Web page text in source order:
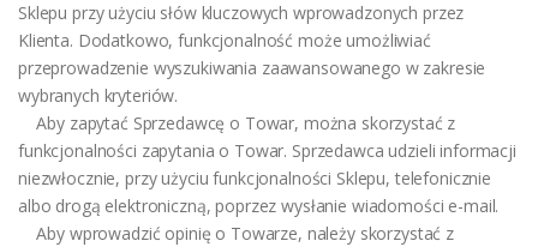
Sklepu przy użyciu słów kluczowych wprowadzonych przez
Klienta. Dodatkowo, funkcjonalność może umożliwiać
przeprowadzenie wyszukiwania zaawansowanego w zakresie
wybranych kryteriów.
Aby zapytać Sprzedawcę o Towar, można skorzystać z
funkcjonalności zapytania o Towar. Sprzedawca udzieli informacji
niezwłocznie, przy użyciu funkcjonalności Sklepu, telefonicznie
albo drogą elektroniczną, poprzez wysłanie wiadomości e-mail.
Aby wprowadzić opinię o Towarze, należy skorzystać z